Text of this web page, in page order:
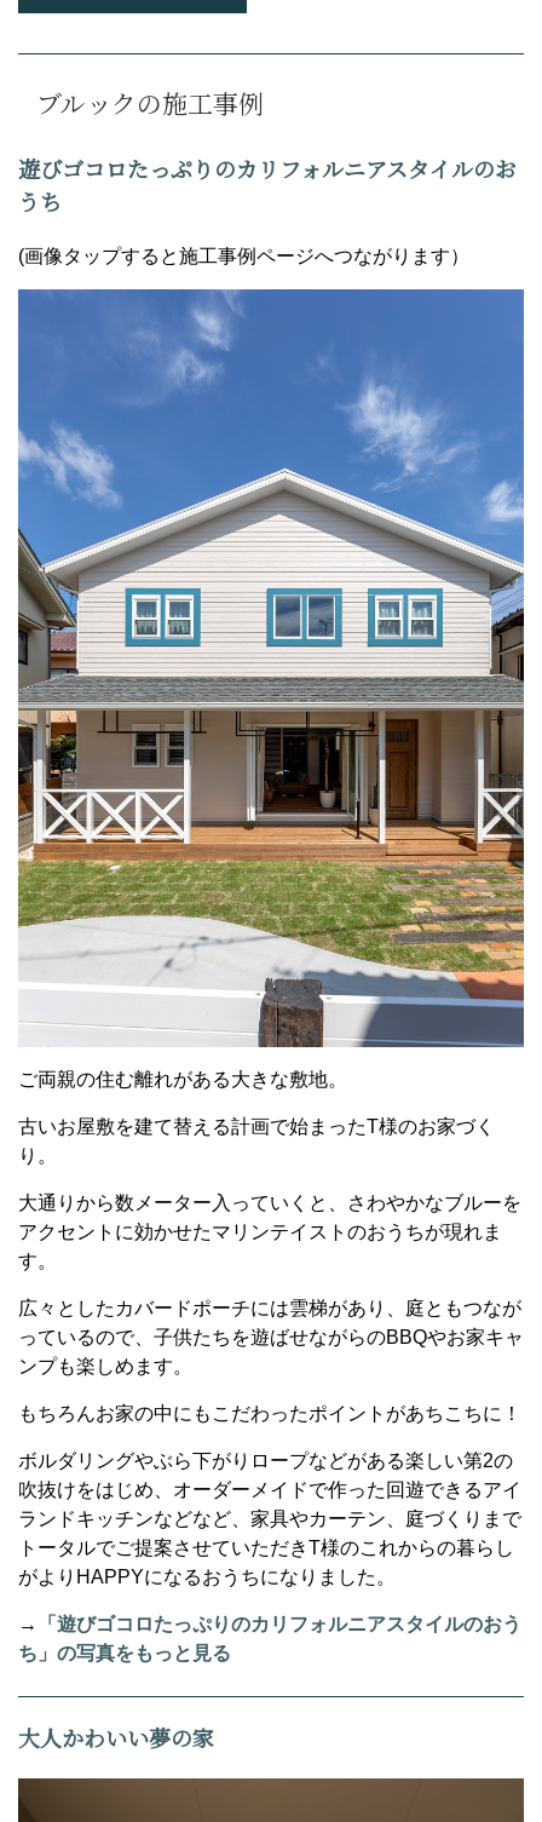
ブルックの施工事例
遊びゴコロたっぷりのカリフォルニアスタイルのお
うち
(画像タップすると施工事例ページへつながります）
ご両親の住む離れがある大きな敷地。
古いお屋敷を建て替える計画で始まったT様のお家づく
り。
大通りから数メーター入っていくと、さわやかなブルーを
アクセントに効かせたマリンテイストのおうちが現れま
す。
広々としたカバードポーチには雲梯があり、庭ともつなが
っているので、子供たちを遊ばせながらのBBQやお家キャ
ンプも楽しめます。
もちろんお家の中にもこだわったポイントがあちこちに！
ボルダリングやぶら下がりロープなどがある楽しい第2の
吹抜けをはじめ、オーダーメイドで作った回遊できるアイ
ランドキッチンなどなど、家具やカーテン、庭づくりまで
トータルでご提案させていただきT様のこれからの暮らし
がよりHAPPYになるおうちになりました。
→
「遊びゴコロたっぷりのカリフォルニアスタイルのおう
ち」の写真をもっと見る
大人かわいい夢の家